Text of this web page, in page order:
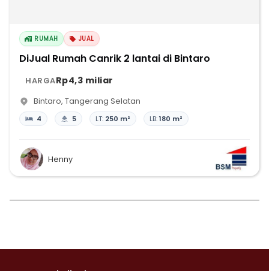
RUMAH JUAL
DiJual Rumah Canrik 2 lantai di Bintaro
HARGARp4,3 miliar
Bintaro, Tangerang Selatan
4 5 LT: 250 m² LB:180 m²
Henny